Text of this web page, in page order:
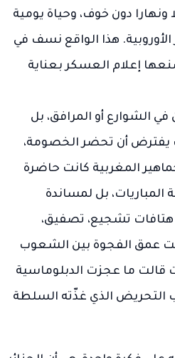
دون خوف، وحياة يومية
هذا الواقع نسف في
إعلام العسكر بعناية
في الشوارع أو المرافق، بل
يفترض أن تحضر الخصومة،
المغربية كانت حاضرة
بل لمساندة
هتافات تشجيع، تصفيق،
عمق الفجوة بين الشعوب
قالت ما عجزت الدبلوماسية
الذي غذّته السلطة